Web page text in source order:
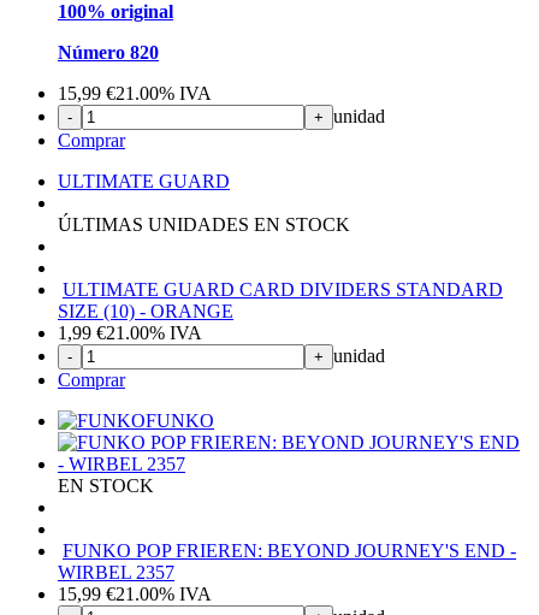
100% original
Número 820
15,99 €21.00% IVA
- + unidad
Comprar
ULTIMATE GUARD
ÚLTIMAS UNIDADES EN STOCK
ULTIMATE GUARD CARD DIVIDERS STANDARD
SIZE (10) - ORANGE
1,99 €21.00% IVA
- + unidad
Comprar
FUNKO
EN STOCK
FUNKO POP FRIEREN: BEYOND JOURNEY'S END -
WIRBEL 2357
15,99 €21.00% IVA